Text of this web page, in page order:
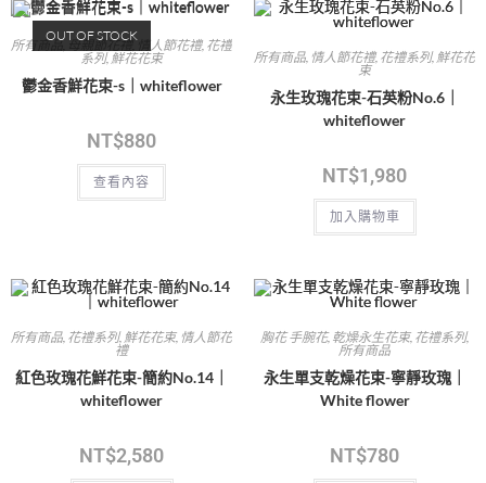
OUT OF STOCK
所有商品, 母親節花禮 ,情人節花禮, 花禮
系列, 鮮花花束
鬱金香鮮花束-s｜whiteflower
NT$880
查看內容
所有商品, 情人節花禮, 花禮系列, 鮮花花
束
永生玫瑰花束-石英粉No.6｜
whiteflower
NT$1,980
加入購物車
所有商品, 花禮系列, 鮮花花束, 情人節花
禮
紅色玫瑰花鮮花束-簡約No.14｜
whiteflower
NT$2,580
胸花 手腕花, 乾燥永生花束, 花禮系列,
所有商品
永生單支乾燥花束-寧靜玫瑰｜
White flower
NT$780